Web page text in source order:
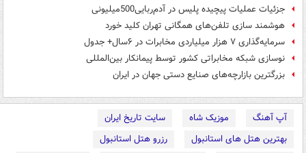
جزئیات عملیات پیچیده پلیس در آدم‌ربایی500میلیونی
هوشمند سازی تلفن‌های همگانی تهران کلید خورد
سرمایه‌گذاری ۷ هزار میلیاردی مخابرات در ۶سال+ جدول
نوسازی شبکه مخابراتی کشور توسط پیمانکار بین‌المللی
بزرگترین بازارچه‌های صنایع دستی جهان در ایران
آپ آهنگ موزیک شاه
سایت تاریخ ایران
بهترین هتل های استانبول
رزرو هتل استانبول